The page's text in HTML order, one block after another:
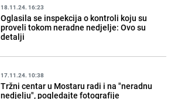
18.11.24. 16:23
Oglasila se inspekcija o kontroli koju su
proveli tokom neradne nedjelje: Ovo su
detalji
17.11.24. 10:38
Tržni centar u Mostaru radi i na "neradnu
nedjelju", pogledajte fotografije